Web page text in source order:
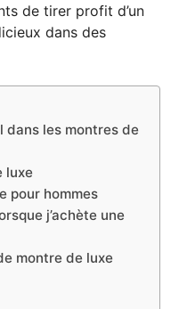
de tirer profit d’un
dans des
dans les montres de
luxe
pour hommes
j’achète une
montre de luxe